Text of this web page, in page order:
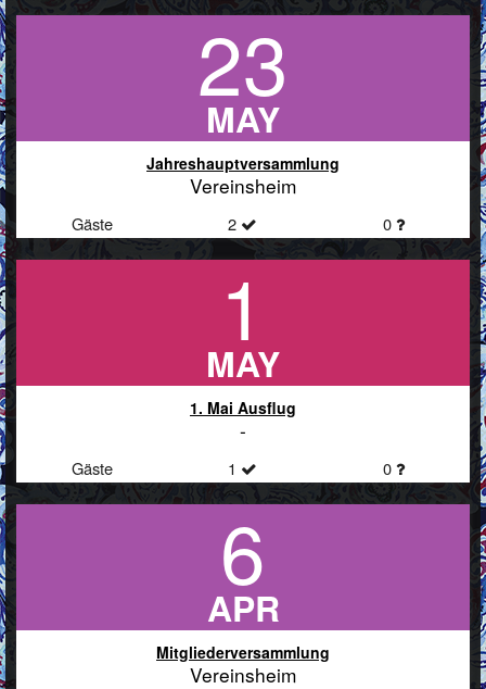
23
MAY
Jahreshauptversammlung
Vereinsheim
Gäste 2 0
1
MAY
1. Mai Ausflug
-
Gäste 1 0
6
APR
Mitgliederversammlung
Vereinsheim